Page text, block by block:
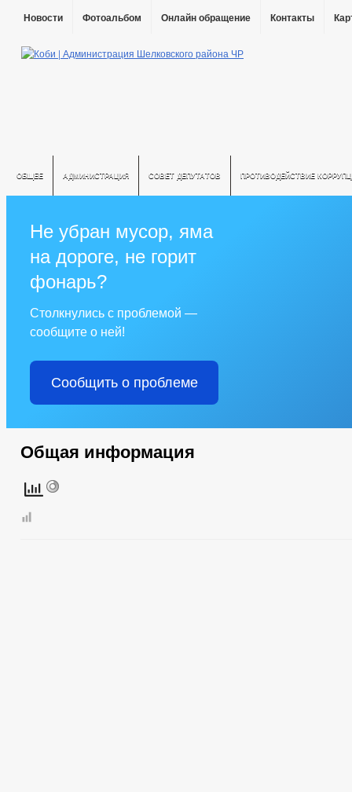
Новости Фотоальбом Онлайн обращение Контакты
ОБЩЕЕ АДМИНИСТРАЦИЯ СОВЕТ ДЕПУТАТОВ ПРОТИВОДЕЙСТВИЕ
Не убран мусор, яма
на дороге, не горит
фонарь?
Столкнулись с проблемой —
сообщите о ней!
Сообщить о проблеме
Общая информация